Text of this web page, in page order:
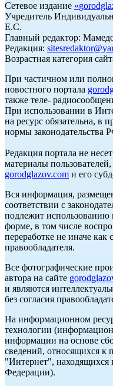
Сетевое издание «
Учредитель
Е.С.
Главный редактор:
Редакция:
Возрастная категория
При частичном или
новостного портала
также теле-
При использовании в
на ресурс обязательна, в
нормы законодательства
Редакция портала не
материалы
gorodglazov.com и его
Вся информация,
соответствии с
подлежит
форме, в том числе
переработке не иначе
правообладателя.
Все фотографические
автора на сайте
и являются
без согласия
На информационном
технологии
информации на основе
сведений, относящихся к
"Интернет", находящихся
Федерации).